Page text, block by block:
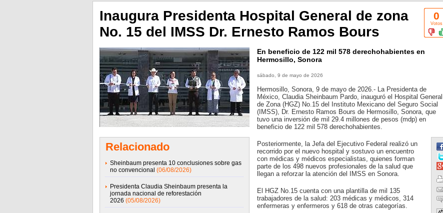
0
Votos
Inaugura Presidenta Hospital General de zona
No. 15 del IMSS Dr. Ernesto Ramos Bours
Relacionado
Sheinbaum presenta 10 conclusiones sobre gas
no convencional (06/08/2026)
Presidenta Claudia Sheinbaum presenta la
jornada nacional de reforestación
2026 (05/08/2026)
En beneficio de 122 mil 578 derechohabientes en
Hermosillo, Sonora
sábado, 9 de mayo de 2026
Hermosillo, Sonora, 9 de mayo de 2026.- La Presidenta de
México, Claudia Sheinbaum Pardo, inauguró el Hospital General
de Zona (HGZ) No.15 del Instituto Mexicano del Seguro Social
(IMSS), Dr. Ernesto Ramos Bours de Hermosillo, Sonora, que
tuvo una inversión de mil 29.4 millones de pesos (mdp) en
beneficio de 122 mil 578 derechohabientes.
Posteriormente, la Jefa del Ejecutivo Federal realizó un
recorrido por el nuevo hospital y sostuvo un encuentro
con médicas y médicos especialistas, quienes forman
parte de los 498 nuevos profesionales de la salud que
llegan a reforzar la atención del IMSS en Sonora.
El HGZ No.15 cuenta con una plantilla de mil 135
trabajadores de la salud: 203 médicas y médicos, 314
enfermeras y enfermeros y 618 de otras categorías.